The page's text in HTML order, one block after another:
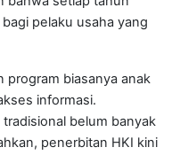
pelaku usaha yang
program biasanya anak
informasi.
belum banyak
penerbitan HKI kini